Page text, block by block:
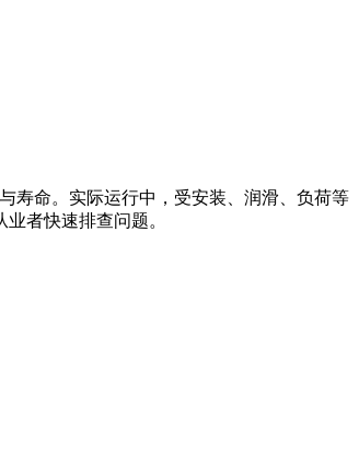
寿命。实际运行中，受安装、润滑、负荷等
者快速排查问题。